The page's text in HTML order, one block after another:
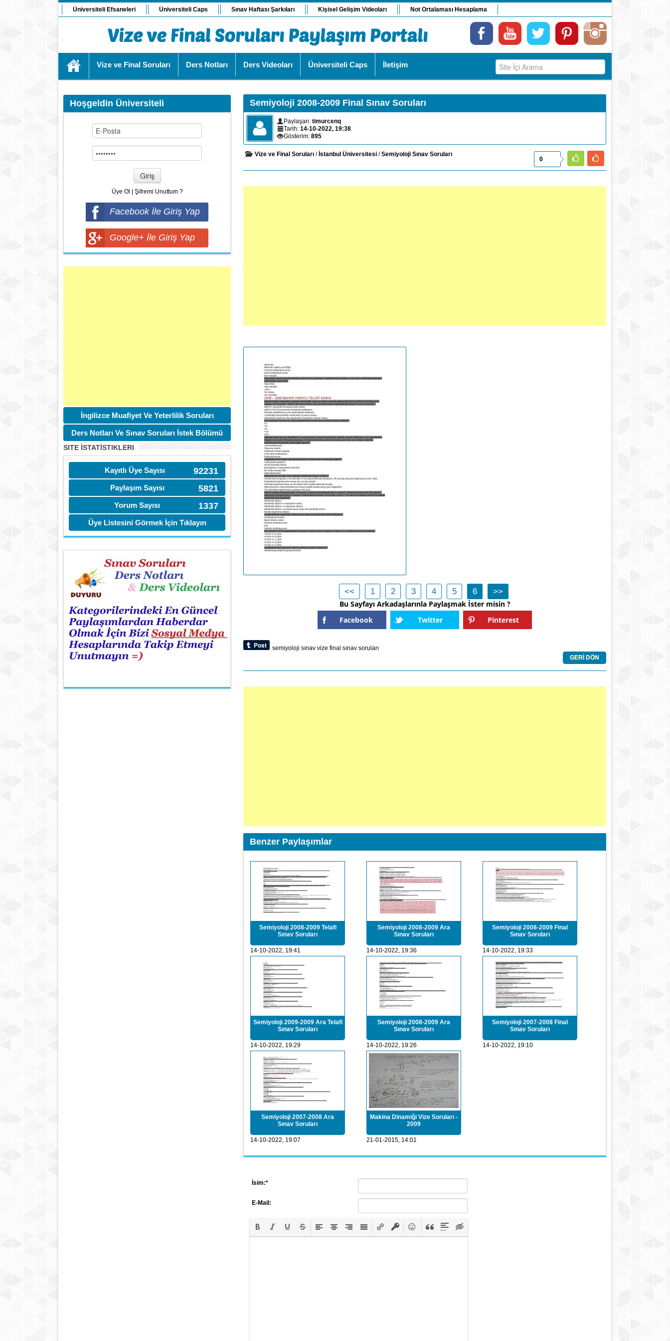
Üniversiteli Efsaneleri Üniversiteli Caps Sınav Haftası Şarkıları Kişisel Gelişim Videoları Not Ortalaması Hesaplama
Vize ve Final Soruları Ders Notları Ders Videoları Üniversiteli Caps İletişim
Hoşgeldin Üniversiteli
Giriş
Üye Ol Şifremi Unuttum ?
Facebook İle Giriş Yap
Google+ İle Giriş Yap
İngilizce Muafiyet Ve Yeterlilik Soruları
Ders Notları Ve Sınav Soruları İstek Bölümü
SITE İSTATİSTIKLERI
92231
Kayıtlı Üye Sayısı
5821
Paylaşım Sayısı
1337
Yorum Sayısı
Üye Listesini Görmek İçin Tıklayın
Semiyoloji 2008-2009 Final Sınav Soruları
Paylaşan: timurcenq
Tarih: 14-10-2022, 19:38
Gösterim: 895
Vize ve Final Soruları / İstanbul Üniversitesi / Semiyoloji Sınav Soruları
0
<< 1 2 3 4 5 6
>>
Bu Sayfayı Arkadaşlarınla Paylaşmak İster misin ?
Facebook
Twitter Pinterest
semiyoloji sınav vize final sınav soruları
GERİ DÖN
Benzer Paylaşımlar
Semiyoloji 2008-2009 Telafi
Sınav Soruları
14-10-2022, 19:41
Semiyoloji 2008-2009 Ara
Sınav Soruları
14-10-2022, 19:36
Semiyoloji 2008-2009 Final
Sınav Soruları
14-10-2022, 19:33
Semiyoloji 2009-2009 Ara Telafi
Sınav Soruları
14-10-2022, 19:29
Semiyoloji 2008-2009 Ara
Sınav Soruları
14-10-2022, 19:26
Semiyoloji 2007-2008 Final
Sınav Soruları
14-10-2022, 19:10
Semiyoloji 2007-2008 Ara
Sınav Soruları
14-10-2022, 19:07
Makina Dinamiği Vize Soruları -
2009
21-01-2015, 14:01
İsim:*
E-Mail: